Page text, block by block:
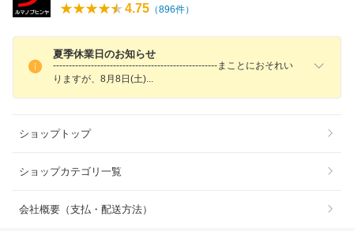
4.75 （896件）
夏季休業日のお知らせ
----------------------------------------------------まことにおそれい
りますが、8月8日(土)
ショップトップ
ショップカテゴリ一覧
会社概要（支払・配送方法）